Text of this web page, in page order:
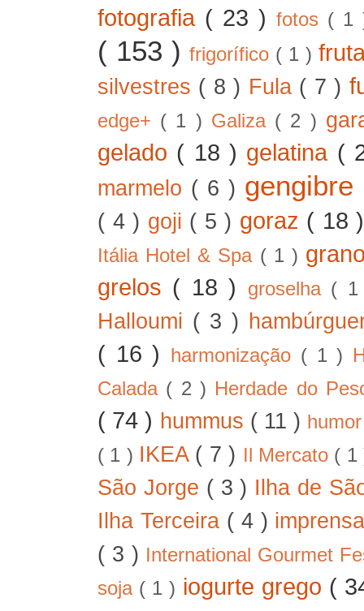
fotografia ( 23 ) fotos (
( 153 )frigorífico ( 1 )
silvestres ( 8 ) Fula ( 7 )
edge+ ( 1 ) Galiza ( 2 )
gelado ( 18 ) gelatina (
marmelo ( 6 ) gengibre
( 4 ) goji ( 5 ) goraz ( 18
Itália Hotel & Spa ( 1 )
grelos ( 18 ) groselha (
Halloumi ( 3 )
( 16 ) harmonização ( 1 )
Calada ( 2 ) Herdade do
( 74 ) hummus ( 11 )
( 1 ) IKEA ( 7 ) Il Mercato (
São Jorge ( 3 ) Ilha de
Ilha Terceira ( 4 )
( 3 ) International Gourmet
soja ( 1 ) iogurte grego (